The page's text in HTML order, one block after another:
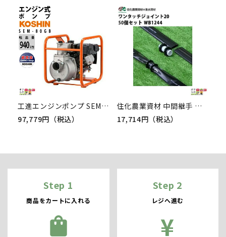
工進エンジンポンプ SEM-80GB 4サイクル 4ストローク ガソリン コーシン 吸入口径80mm 吐出口径80mm 吐出量940L/分 全揚程27m
97,779円（税込）
住化農業資材 中間継手 ワンタッチジョイント20 WB1244 50個セット スミサンスイM スミサンスイNEWマルチ スミサンスイマークII 農業用
17,714円（税込）
Step 1
商品をカートに入れる
shopping_bag
Step 2
レジへ進む
¥